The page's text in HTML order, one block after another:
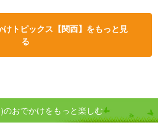
けトピックス【関西】をもっと見
る
おでかけをもっと楽しむ